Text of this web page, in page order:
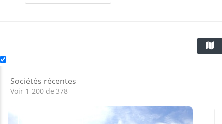
Sociétés récentes
Voir 1-200 de 378